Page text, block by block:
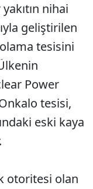
nihai
geliştirilen
tesisini
Power
tesisi,
eski kaya
otoritesi olan